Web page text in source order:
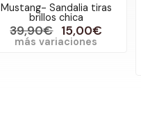
Mustang- Sandalia tiras
brillos chica
39,90€ 15,00€
más variaciones